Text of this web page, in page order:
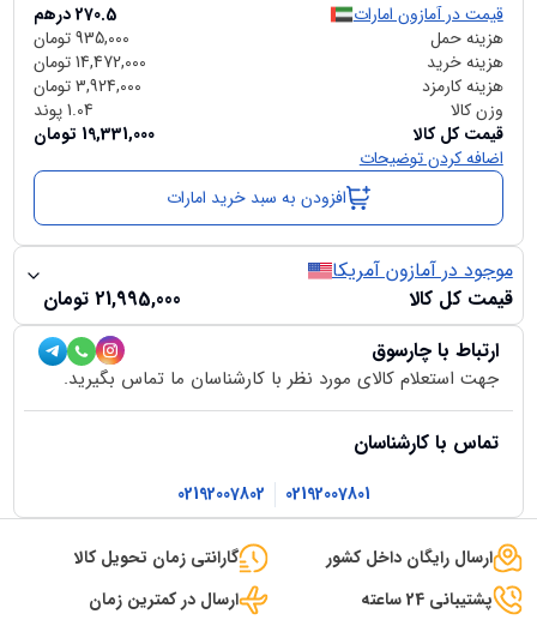
قیمت در آمازون امارات 270.5درهم
هزینه حمل
935,000تومان
هزینه خرید
14,472,000تومان
هزینه کارمزد
3,924,000تومان
وزن کالا
1.04پوند
قیمت کل کالا
19,331,000 تومان
اضافه کردن توضیحات
افزودن به سبد خرید امارات
موجود در آمازون آمریکا
قیمت کل کالا
21,995,000 تومان
ارتباط با چارسوق
جهت استعلام کالای مورد نظر با کارشناسان ما تماس بگیرید.
تماس با کارشناسان
02192007801
02192007802
ارسال رایگان داخل کشور
گارانتی زمان تحویل کالا
پشتیبانی 24 ساعته
ارسال در کمترین زمان